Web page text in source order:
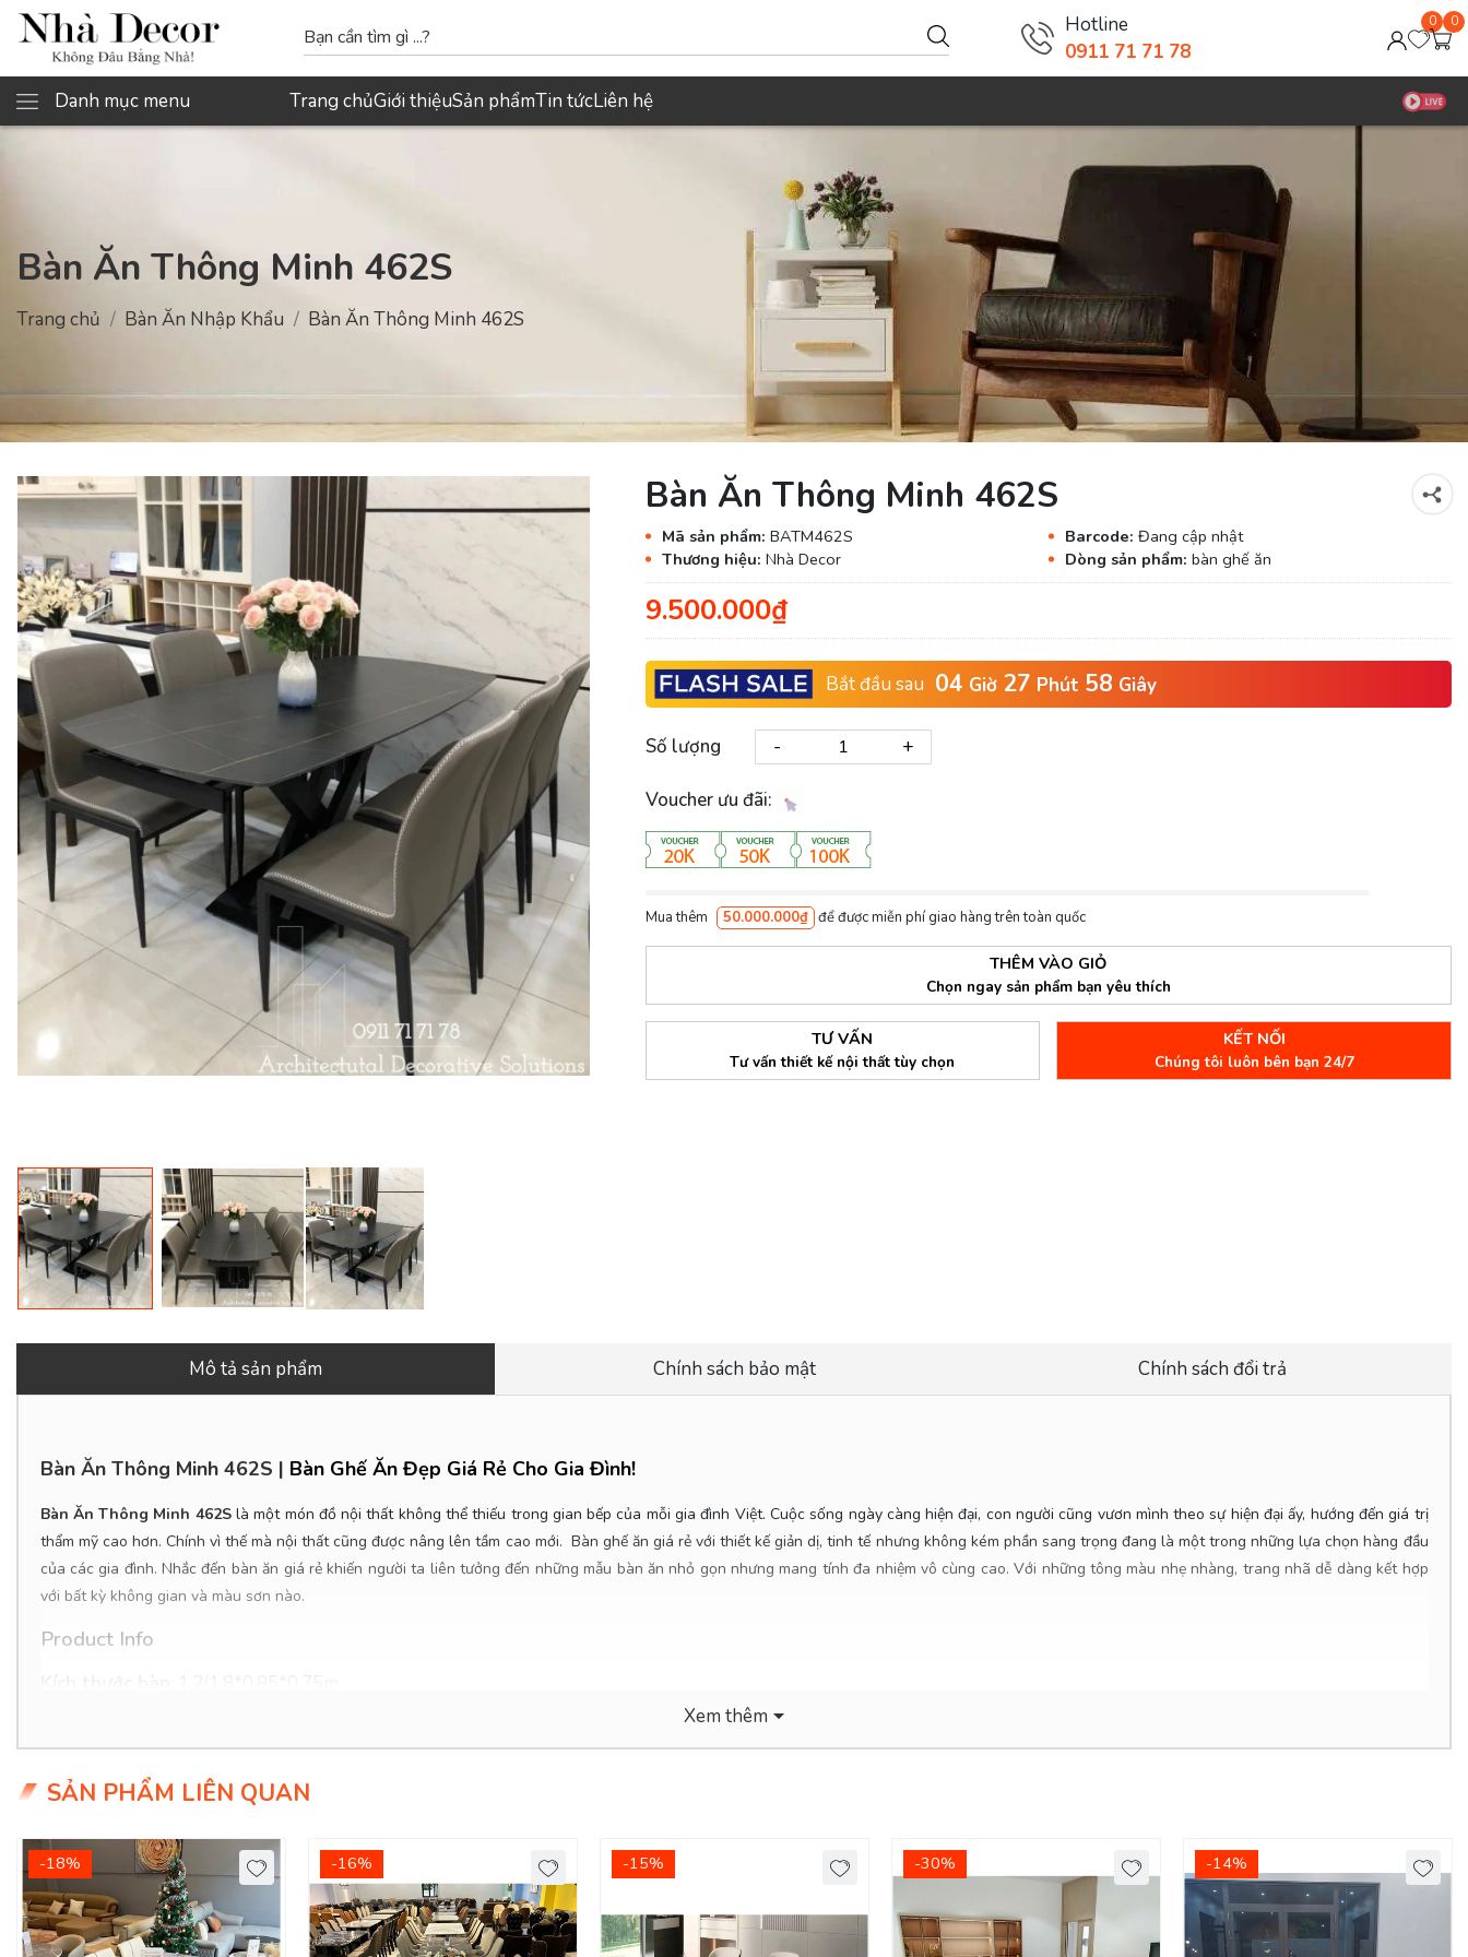
Hotline
0911 71 71 78
0 0
Danh mục menu Trang chủGiới thiệuSản phẩmTin tứcLiên hệ
Bàn Ăn Thông Minh 462S
Trang chủ Bàn Ăn Nhập Khẩu Bàn Ăn Thông Minh 462S
Bàn Ăn Thông Minh 462S
Mã sản phẩm: BATM462S Barcode: Đang cập nhật
Thương hiệu: Nhà Decor Dòng sản phẩm: bàn ghế ăn
9.500.000₫
Bắt đầu sau 04 Giờ 27 Phút 56 Giây
Số lượng - +
Voucher ưu đãi:
Mua thêm 50.000.000₫ để được miễn phí giao hàng trên toàn quốc
THÊM VÀO GIỎ
Chọn ngay sản phẩm bạn yêu thích
TƯ VẤN
Tư vấn thiết kế nội thất tùy chọn
KẾT NỐI
Chúng tôi luôn bên bạn 24/7
Mô tả sản phẩm Chính sách bảo mật Chính sách đổi trả
Bàn Ăn Thông Minh 462S | Bàn Ghế Ăn Đẹp Giá Rẻ Cho Gia Đình!
Bàn Ăn Thông Minh 462Slà một món đồ nội thất không thể thiếu trong gian bếp của mỗi gia đình Việt. Cuộc sống ngày càng hiện đại, con người cũng vươn mình theo sự hiện đại ấy, hướng đến giá trị
thẩm mỹ cao hơn. Chính vì thế mà nội thất cũng được nâng lên tầm cao mới. Bàn ghế ăn giá rẻ với thiết kế giản dị, tinh tế nhưng không kém phần sang trọng đang là một trong những lựa chọn hàng đầu
của các gia đình. Nhắc đến bàn ăn giá rẻ khiến người ta liên tưởng đến những mẫu bàn ăn nhỏ gọn nhưng mang tính đa nhiệm vô cùng cao. Với những tông màu nhẹ nhàng, trang nhã dễ dàng kết hợp
với bất kỳ không gian và màu sơn nào.
Product Info
Giá bàn: 9.500.000đ/Cái
Giá trọn bộ: 18.200.000đ
Tình trạng: Hàng mới - Còn hàng.
Xem thêm
SẢN PHẨM LIÊN QUAN
-18% -16% -15% -30% -14%